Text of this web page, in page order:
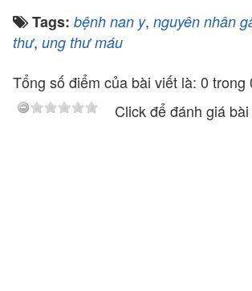
Tags: bệnh nan y, nguyên nhân
thư, ung thư máu
Tổng số điểm của bài viết là: 0 trong
Click để đánh giá